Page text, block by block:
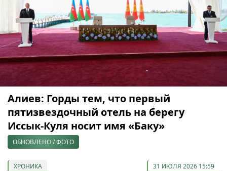
Алиев: Горды тем, что первый
пятизвездочный отель на берегу
Иссык-Куля носит имя «Баку»
ОБНОВЛЕНО / ФОТО
ХРОНИКА 31 ИЮЛЯ 2026 15:59